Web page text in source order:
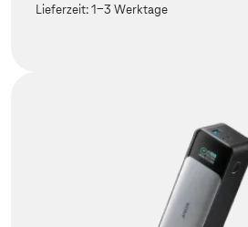
Lieferzeit:1-3 Werktage